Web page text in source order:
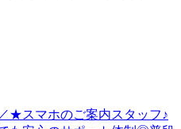
★スマホのご案内スタッフ♪